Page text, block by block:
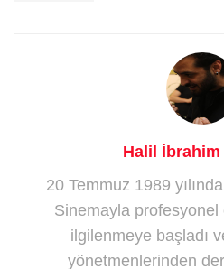
Halil İbrahim
20 Temmuz 1989
Sinemayla profesyonel
ilgilenmeye başladı
yönetmenlerinden